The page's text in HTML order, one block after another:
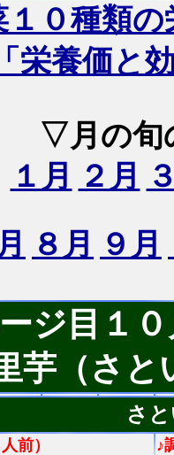
０種類の
栄養価と
▽月の旬
１月
２月
８月 ９月
ジ目１
芋（さと
さ
前）
♪